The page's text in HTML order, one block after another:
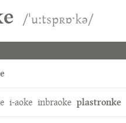
/ˈuːtspʀɒˑkə/
i-aoke inbraoke plastronke